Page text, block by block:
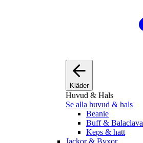
Kläder
Huvud & Hals
Se alla huvud & hals
Beanie
Buff & Balaclava
Keps & hatt
Jackor & Byxor